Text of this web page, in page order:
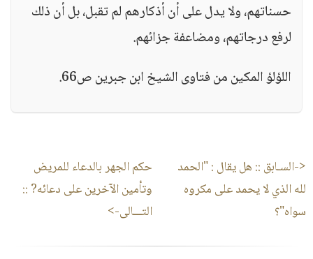
حسناتهم، ولا يدل على أن أذكارهم لم تقبل، بل أن ذلك
لرفع درجاتهم، ومضاعفة جزائهم.
اللؤلؤ المكين من فتاوى الشيخ ابن جبرين ص66.
<-السـابق :: هل يقال : "الحمد
لله الذي لا يحمد على مكروه
سواه"؟
حكم الجهر بالدعاء للمريض
وتأمين الآخرين على دعائه? ::
التـــالى->